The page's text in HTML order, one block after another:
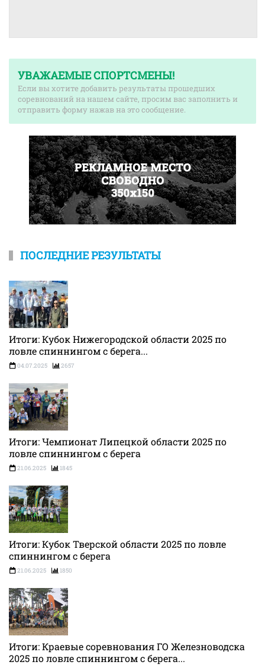
УВАЖАЕМЫЕ СПОРТСМЕНЫ!
Если вы хотите добавить результаты прошедших
соревнований на нашем сайте, просим вас заполнить и
отправить форму нажав на это сообщение.
ПОСЛЕДНИЕ РЕЗУЛЬТАТЫ
Итоги: Кубок Нижегородской области 2025 по
ловле спиннингом с берега...
04.07.2025 2657
Итоги: Чемпионат Липецкой области 2025 по
ловле спиннингом с берега
21.06.2025 1845
Итоги: Кубок Тверской области 2025 по ловле
спиннингом с берега
21.06.2025 1850
Итоги: Краевые соревнования ГО Железноводска
2025 по ловле спиннингом с берега...